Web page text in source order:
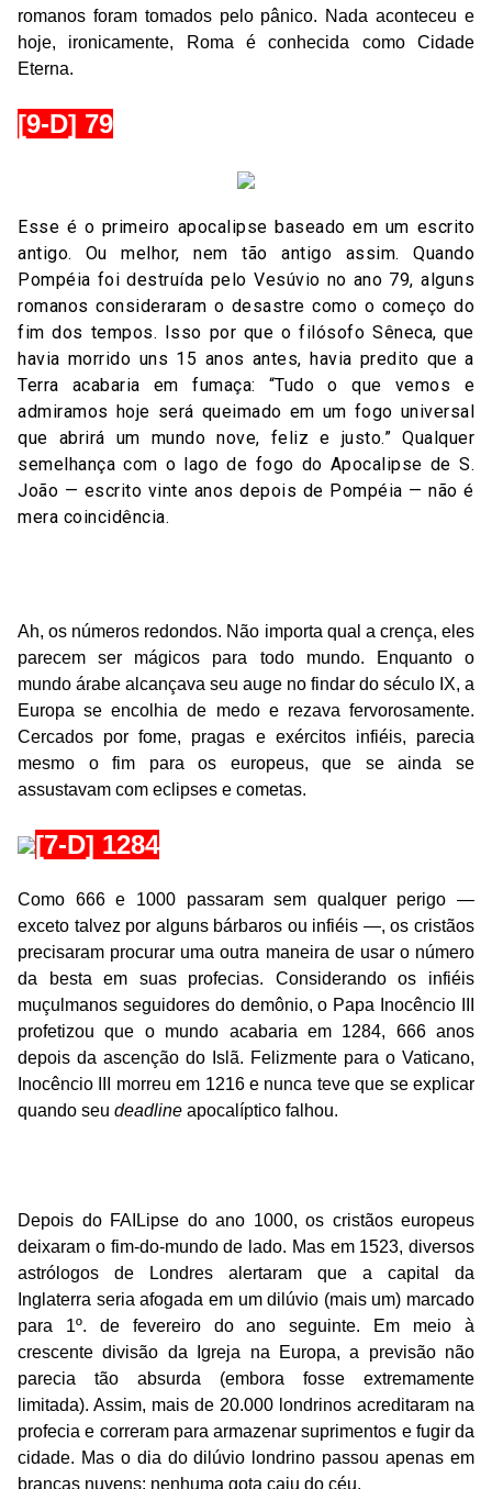
romanos foram tomados pelo pânico. Nada aconteceu e
hoje, ironicamente, Roma é conhecida como Cidade
Eterna.
[9-D] 79
Esse é o primeiro apocalipse baseado em um escrito
antigo. Ou melhor, nem tão antigo assim. Quando
Pompéia foi destruída pelo Vesúvio no ano 79, alguns
romanos consideraram o desastre como o começo do
fim dos tempos. Isso por que o filósofo Sêneca, que
havia morrido uns 15 anos antes, havia predito que a
Terra acabaria em fumaça: “Tudo o que vemos e
admiramos hoje será queimado em um fogo universal
que abrirá um mundo nove, feliz e justo.” Qualquer
semelhança com o lago de fogo do Apocalipse de S.
João — escrito vinte anos depois de Pompéia — não é
mera coincidência.
Ah, os números redondos. Não importa qual a crença, eles
parecem ser mágicos para todo mundo. Enquanto o
mundo árabe alcançava seu auge no findar do século IX, a
Europa se encolhia de medo e rezava fervorosamente.
Cercados por fome, pragas e exércitos infiéis, parecia
mesmo o fim para os europeus, que se ainda se
assustavam com eclipses e cometas.
[7-D] 1284
Como 666 e 1000 passaram sem qualquer perigo —
exceto talvez por alguns bárbaros ou infiéis —, os cristãos
precisaram procurar uma outra maneira de usar o número
da besta em suas profecias. Considerando os infiéis
muçulmanos seguidores do demônio, o Papa Inocêncio III
profetizou que o mundo acabaria em 1284, 666 anos
depois da ascenção do Islã. Felizmente para o Vaticano,
Inocêncio III morreu em 1216 e nunca teve que se explicar
quando seu deadline apocalíptico falhou.
Depois do FAILipse do ano 1000, os cristãos europeus
deixaram o fim-do-mundo de lado. Mas em 1523, diversos
astrólogos de Londres alertaram que a capital da
Inglaterra seria afogada em um dilúvio (mais um) marcado
para 1º. de fevereiro do ano seguinte. Em meio à
crescente divisão da Igreja na Europa, a previsão não
parecia tão absurda (embora fosse extremamente
limitada). Assim, mais de 20.000 londrinos acreditaram na
profecia e correram para armazenar suprimentos e fugir da
cidade. Mas o dia do dilúvio londrino passou apenas em
brancas nuvens: nenhuma gota caiu do céu.